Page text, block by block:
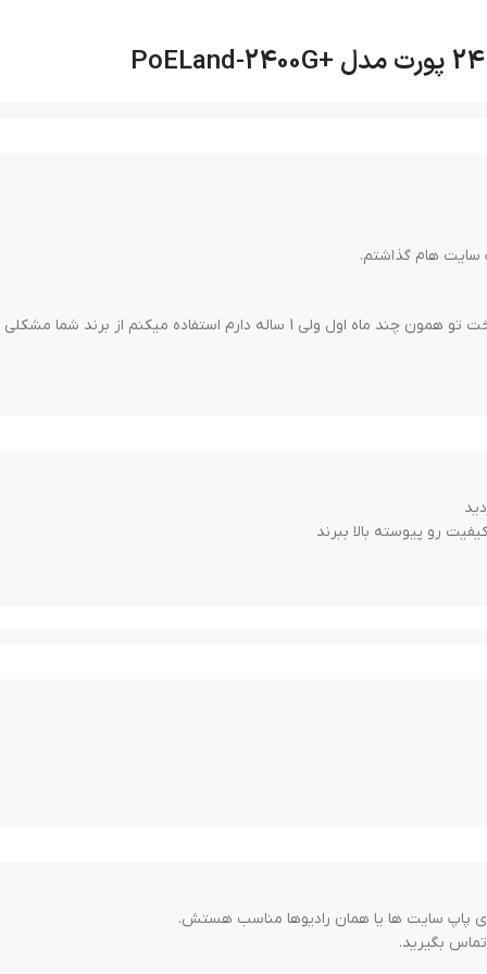
استفاده میکنم از برند شما مشکلی ندارم
رو پیوسته بالا ببرند
پاپ سایت ها یا همان رادیوها مناسب هستش.
بگیرید.